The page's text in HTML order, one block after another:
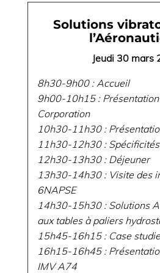
Solutions
Jeudi 30 mars
8h30-9h00 : Accueil
9h00-10h15 :
Corporation
10h30-11h30 :
11h30-12h30 :
12h30-13h30 : Déjeuner
13h30-14h30 : Visite des
6NAPSE
14h30-15h30 : Solutions
aux tables à paliers
15h45-16h15 : Case
16h15-16h45 :
IMV A74